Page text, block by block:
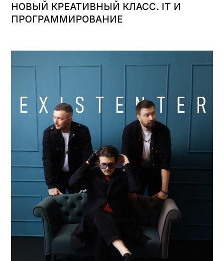
НОВЫЙ КРЕАТИВНЫЙ КЛАСС. IT И
ПРОГРАММИРОВАНИЕ